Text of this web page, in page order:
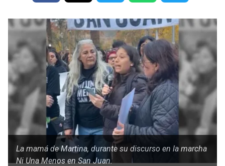
La mamá de Martina, durante su discurso en la marcha
Ni Una Menos en San Juan.